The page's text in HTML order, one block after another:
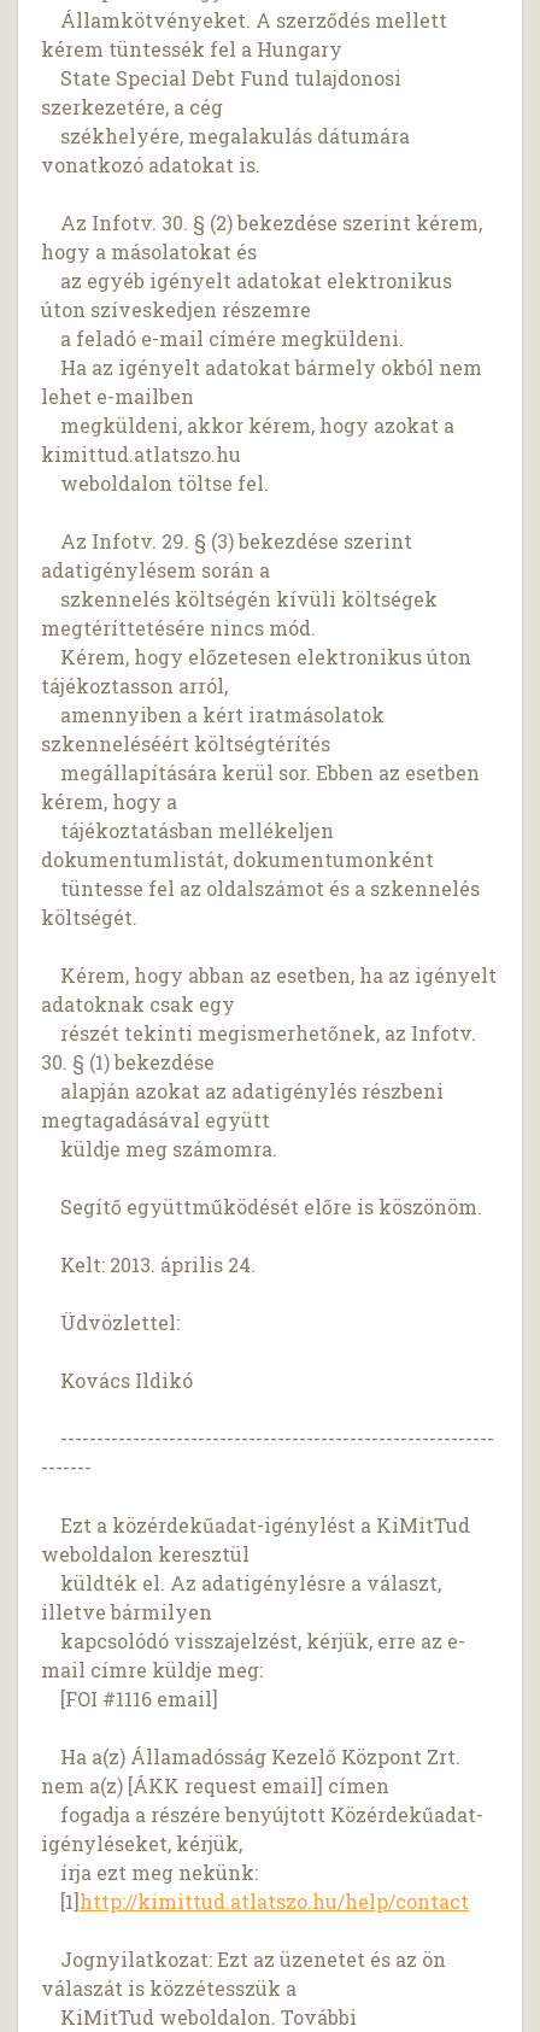
Államkötvényeket. A szerződés mellett
kérem tüntessék fel a Hungary
State Special Debt Fund tulajdonosi
szerkezetére, a cég
székhelyére, megalakulás dátumára
vonatkozó adatokat is.
Az Infotv. 30. § (2) bekezdése szerint kérem,
hogy a másolatokat és
az egyéb igényelt adatokat elektronikus
úton szíveskedjen részemre
a feladó e-mail címére megküldeni.
Ha az igényelt adatokat bármely okból nem
lehet e-mailben
megküldeni, akkor kérem, hogy azokat a
kimittud.atlatszo.hu
weboldalon töltse fel.
Az Infotv. 29. § (3) bekezdése szerint
adatigénylésem során a
szkennelés költségén kívüli költségek
megtéríttetésére nincs mód.
Kérem, hogy előzetesen elektronikus úton
tájékoztasson arról,
amennyiben a kért iratmásolatok
szkenneléséért költségtérítés
megállapítására kerül sor. Ebben az esetben
kérem, hogy a
tájékoztatásban mellékeljen
dokumentumlistát, dokumentumonként
tüntesse fel az oldalszámot és a szkennelés
költségét.
Kérem, hogy abban az esetben, ha az igényelt
adatoknak csak egy
részét tekinti megismerhetőnek, az Infotv.
30. § (1) bekezdése
alapján azokat az adatigénylés részbeni
megtagadásával együtt
küldje meg számomra.
Segítő együttműködését előre is köszönöm.
Kelt: 2013. április 24.
Üdvözlettel:
Kovács Ildikó
------------------------------------------------------------
-------
Ezt a közérdekűadat-igénylést a KiMitTud
weboldalon keresztül
küldték el. Az adatigénylésre a választ,
illetve bármilyen
kapcsolódó visszajelzést, kérjük, erre az e-
mail címre küldje meg:
[FOI #1116 email]
Ha a(z) Államadósság Kezelő Központ Zrt.
nem a(z) [ÁKK request email] címen
fogadja a részére benyújtott Közérdekűadat-
igényléseket, kérjük,
írja ezt meg nekünk:
[1]http://kimittud.atlatszo.hu/help/contact
Jognyilatkozat: Ezt az üzenetet és az ön
válaszát is közzétesszük a
KiMitTud weboldalon. További